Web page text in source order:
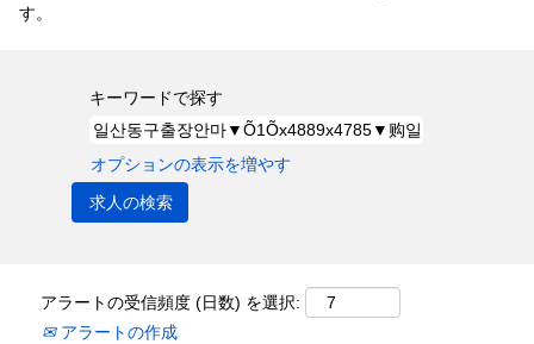
す。
キーワードで探す
オプションの表示を増やす
アラートの受信頻度 (日数) を選択:
アラートの作成